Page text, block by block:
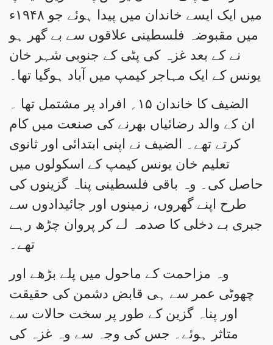
میں ایک ایسے خاندان میں پیدا ہوئے جو ۱۹۴۸ء
میں مقبوضہ فلسطینی علاقوں سے بے گھر ہو
نے کے بعد غزہ کی پٹی کے جنوبی شہر خان
یونس کے ایک مہاجر کیمپ میں آباد ہوگیا تھا۔
الضیف کا خاندان ۱۵؍ افراد پر مشتمل تھا ۔
ان کے والد رضائیاں بھرنے کی صنعت میں کام
کرتے تھے۔ الضیف نے اپنی ابتدائی اور ثانوی
تعلیم خان یونس کیمپ کے اسکولوں میں
حاصل کی۔ وہ باقی فلسطینی پناہ گزینوں کی
طرح اپنے گھروں، زمینوں اور جائیدادوں سے
جبری بے دخلی کا صدمہ لے کر پروان چڑھ رہے
تھے۔
وہ مزاحمت کے ماحول میں پلے بڑھے اور
چھوٹی عمر سے ہی قابض دشمن کی حقیقت
اور پناہ گزین کے طور پر سخت حالات سے
متاثر ہوئے۔ جس کی وجہ سے وہ غزہ کی